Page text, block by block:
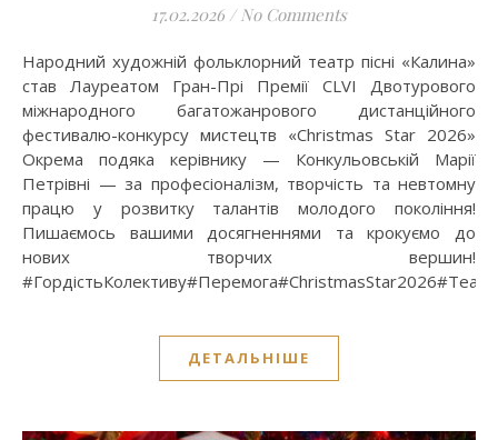
17.02.2026 / No Comments
Народний художній фольклорний театр пісні «Калина»
став Лауреатом Гран-Прі Премії CLVI Двотурового
міжнародного багатожанрового дистанційного
фестивалю-конкурсу мистецтв «Christmas Star 2026»
Окрема подяка керівнику — Конкульовській Марії
Петрівні — за професіоналізм, творчість та невтомну
працю у розвитку талантів молодого покоління!
Пишаємось вашими досягненнями та крокуємо до
нових творчих вершин!
ДЕТАЛЬНІШЕ